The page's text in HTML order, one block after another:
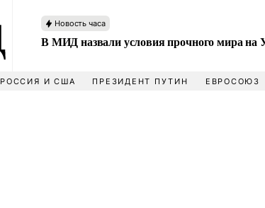
Новость часа
В МИД назвали условия прочного мира на
РОССИЯ И США ПРЕЗИДЕНТ ПУТИН ЕВРОСОЮЗ